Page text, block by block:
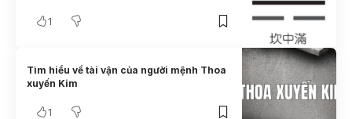
1
Tìm hiểu về tài vận của người mệnh Thoa
xuyến Kim
1